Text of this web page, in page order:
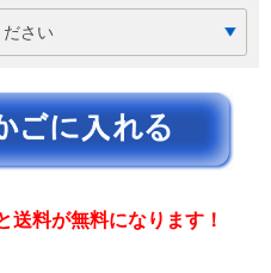
送料が無料になります！